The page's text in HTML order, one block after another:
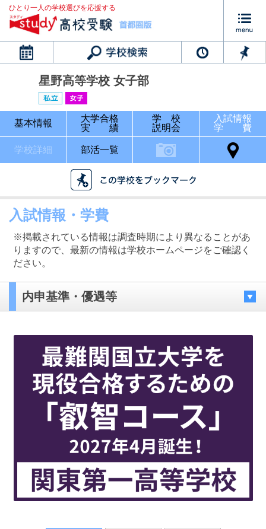
ひとり一人の学校選びを応援する
カレンダー
最近見た学校
星野高等学校 女子部
ブックマークした学校
ブックマークした学校はありません
星野高等学校 女子部
基本情報
大学合格
実 績
学 校
説明会
入試情報
学 費
学校詳細 部活一覧
入試情報・学費
※掲載されている情報は調査時期により異なることがあ
りますので、最新の情報は学校ホームページをご確認く
ださい。
内申基準・優遇等